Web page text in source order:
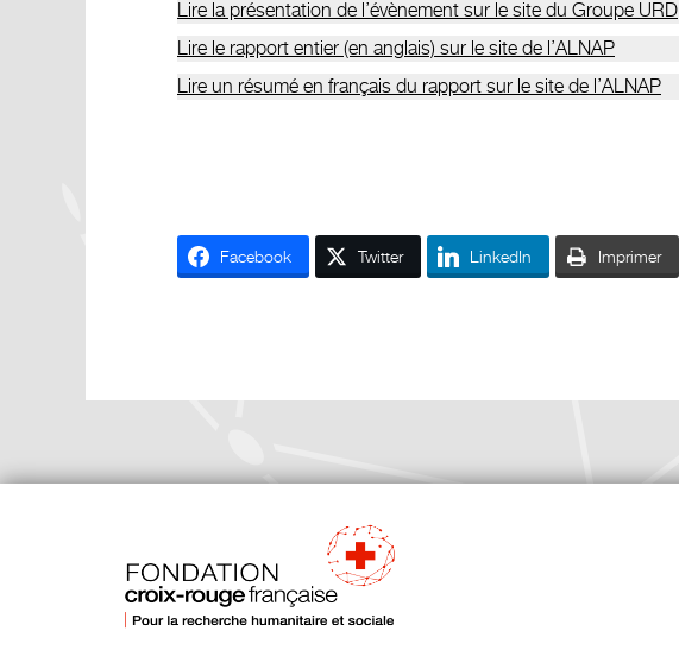
Lire la présentation de l’évènement sur le site du Groupe URD
Lire le rapport entier (en anglais) sur le site de l’ALNAP
Lire un résumé en français du rapport sur le site de l’ALNAP
Facebook Twitter LinkedIn Imprimer